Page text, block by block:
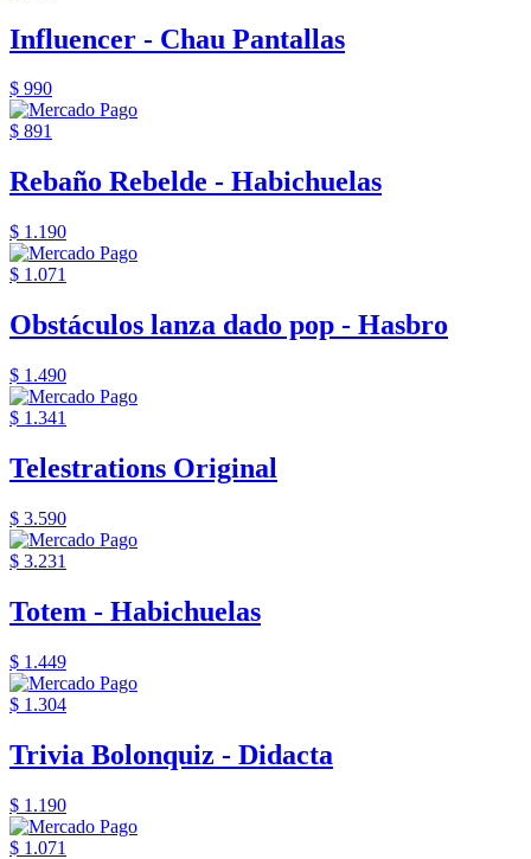
Influencer - Chau Pantallas
$ 990
$ 891
Rebaño Rebelde - Habichuelas
$ 1.190
$ 1.071
Obstáculos lanza dado pop - Hasbro
$ 1.490
$ 1.341
Telestrations Original
$ 3.590
$ 3.231
Totem - Habichuelas
$ 1.449
$ 1.304
Trivia Bolonquiz - Didacta
$ 1.190
$ 1.071